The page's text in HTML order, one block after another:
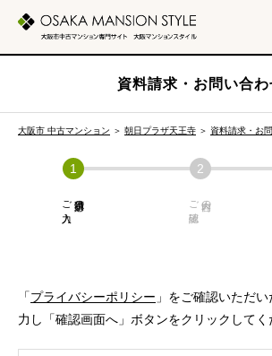
資料請求・お問い合わ
大阪市 中古マンション ＞ 朝日プラザ天王寺 ＞ 資料請求・お
必須項目の
ご入力 内容の
ご確認
「プライバシーポリシー 」をご確認いただ
力し「確認画面へ」ボタンをクリックしてく